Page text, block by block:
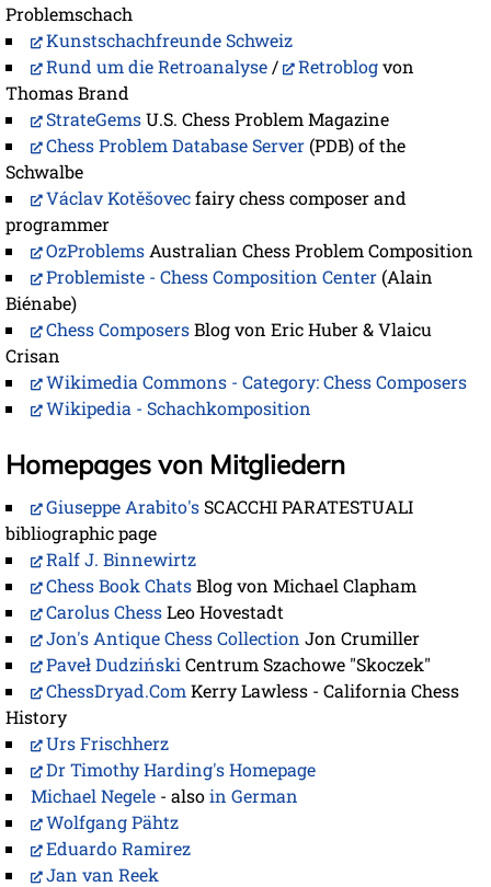
Problemschach
Kunstschachfreunde Schweiz
Rund um die Retroanalyse / Retroblogvon
Thomas Brand
StrateGemsU.S. Chess Problem Magazine
Chess Problem Database Server(PDB) of the
Schwalbe
Václav Kotěšovecfairy chess composer and
programmer
OzProblems Australian Chess Problem Composition
Problemiste - Chess Composition Center(Alain
Biénabe)
Chess ComposersBlog von Eric Huber & Vlaicu
Crisan
Wikimedia Commons - Category: Chess Composers
Wikipedia - Schachkomposition
Homepages von Mitgliedern
Giuseppe Arabito'sSCACCHI PARATESTUALI
bibliographic page
Ralf J. Binnewirtz
Chess Book ChatsBlog von Michael Clapham
Carolus ChessLeo Hovestadt
Jon's Antique Chess Collection Jon Crumiller
Paveł Dudziński Centrum Szachowe "Skoczek"
ChessDryad.Com Kerry Lawless - California Chess
History
Urs Frischherz
Dr Timothy Harding's Homepage
Michael Negele - alsoin German
Wolfgang Pähtz
Eduardo Ramirez
Jan van Reek